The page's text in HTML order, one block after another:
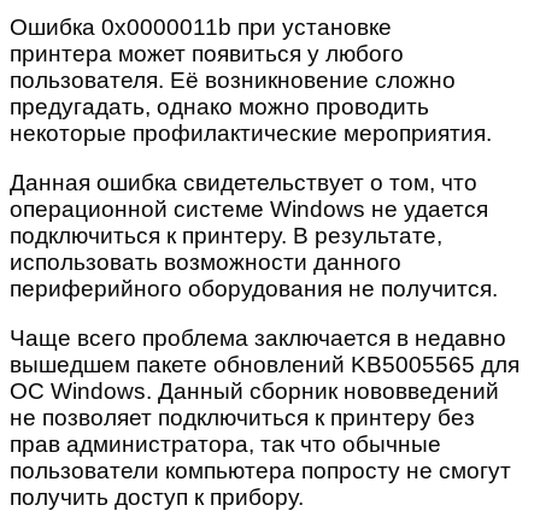
Ошибка 0x0000011b при установке
принтера может появиться у любого
пользователя. Её возникновение сложно
предугадать, однако можно проводить
некоторые профилактические мероприятия.
Данная ошибка свидетельствует о том, что
операционной системе Windows не удается
подключиться к принтеру. В результате,
использовать возможности данного
периферийного оборудования не получится.
Чаще всего проблема заключается в недавно
вышедшем пакете обновлений KB5005565 для
ОС Windows. Данный сборник нововведений
не позволяет подключиться к принтеру без
прав администратора, так что обычные
пользователи компьютера попросту не смогут
получить доступ к прибору.